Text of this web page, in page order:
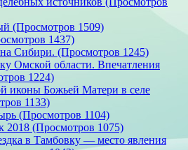
(Просмотров 1509)
1437)
Сибири. (Просмотров 1245)
Омской области. Впечатления
1224)
иконы Божьей Матери в селе
1133)
(Просмотров 1104)
2018 (Просмотров 1075)
в Тамбовку — место явления